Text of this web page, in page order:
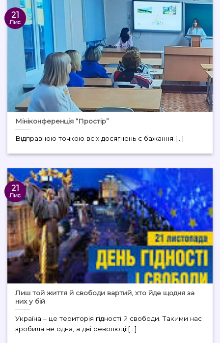
Мініконференція “Простір”
Відправною точкою всіх досягнень є бажання.[...]
21
Лис
Лиш той життя й свободи вартий, хто йде щодня за
них у бій
Україна – це територія гідності й свободи. Такими нас
зробила не одна, а дві революції[...]
21
Лис